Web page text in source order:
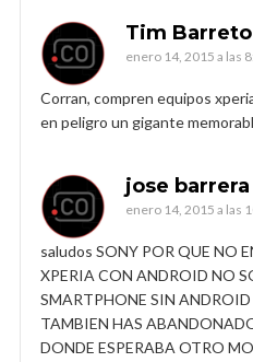
Tim Barreto
enero 14, 2015 a las
Corran, compren equipos
en peligro un gigante
jose
enero 14, 2015 a las
saludos SONY POR QUE NO
XPERIA CON ANDROID NO
SMARTPHONE SIN
TAMBIEN HAS
DONDE ESPERABA OTRO